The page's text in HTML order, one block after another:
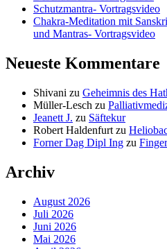
Schutzmantra- Vortragsvideo
Chakra-Meditation mit
und Mantras- Vortragsvideo
Neueste Kommentare
Shivani zu Geheimnis des
Müller-Lesch zu
Jeanett J. zu Säftekur
Robert Haldenfurt zu
Forner Dag Dipl Ing zu
Archiv
August 2026
Juli 2026
Juni 2026
Mai 2026